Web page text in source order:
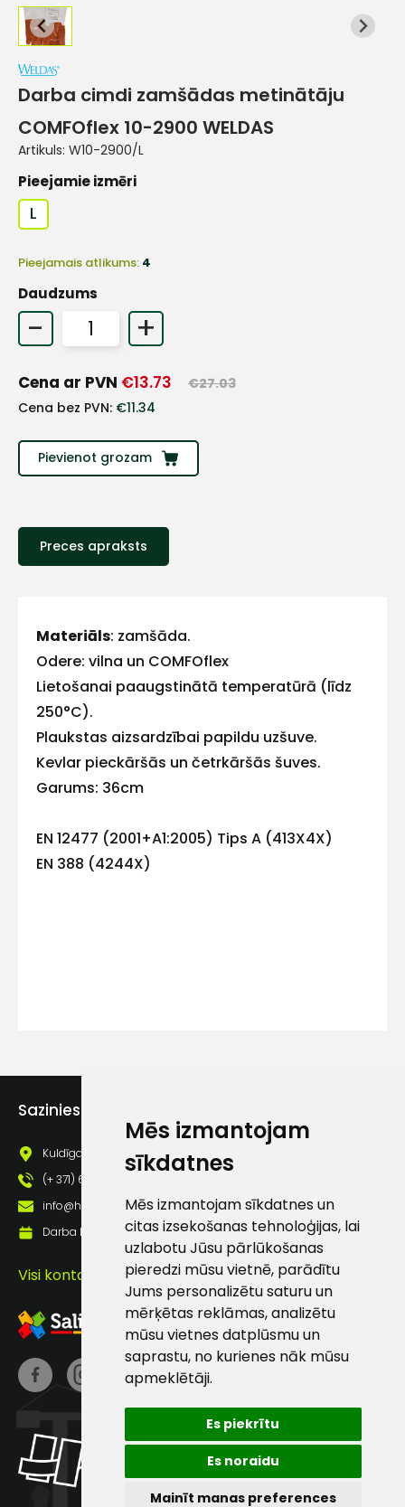
Mēs izmantojam
sīkdatnes
Mēs izmantojam sīkdatnes un
citas izsekošanas tehnoloģijas, lai
uzlabotu Jūsu pārlūkošanas
pieredzi mūsu vietnē, parādītu
Jums personalizētu saturu un
mērķētas reklāmas, analizētu
mūsu vietnes datplūsmu un
saprastu, no kurienes nāk mūsu
apmeklētāji.
Es piekrītu
Es noraidu
Mainīt manas preferences
Darba cimdi zamšādas metinātāju
COMFOflex 10-2900 WELDAS
Artikuls: W10-2900/L
Pieejamie izmēri
L
Pieejamais atlikums: 4
Daudzums
- +
Cena ar PVN €13.73 €27.03
Cena bez PVN: €11.34
Pievienot grozam
Preces apraksts
Materiāls: zamšāda.
Odere: vilna un COMFOflex
Lietošanai paaugstinātā temperatūrā (līdz
250°C).
Plaukstas aizsardzībai papildu uzšuve.
Kevlar pieckāršās un četrkāršās šuves.
Garums: 36cm
EN 12477 (2001+A1:2005) Tips A (413X4X)
EN 388 (4244X)
Sazinies ar mums
Kuldīgas iela 69a, Saldus, Saldus nov., LV - 3801
(+ 371) 63 881 186
info@hards.lv
Darba laiks: Darbadienās: 8:00 - 17:00
Visi kontakti
Sazinies
E-pasts
pastā
Klientu
atbalsts
Darbdienās:
8:00 – 17:00
186
info@hards.lv
+